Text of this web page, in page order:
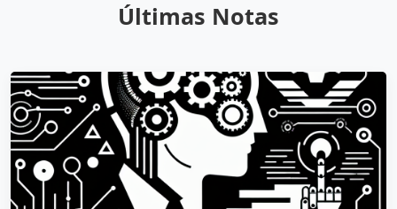
Últimas Notas